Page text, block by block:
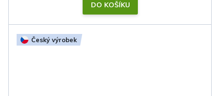
DO KOŠÍKU
Český výrobek